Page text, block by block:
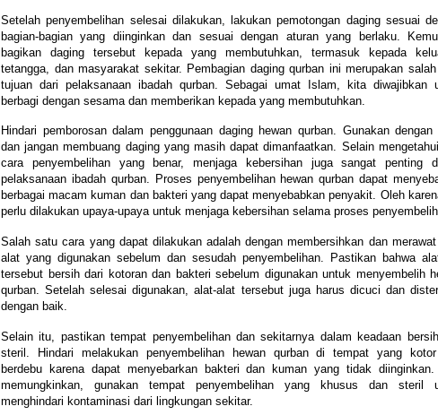
Setelah penyembelihan selesai dilakukan, lakukan pemotongan daging sesuai
bagian-bagian yang diinginkan dan sesuai dengan aturan yang berlaku.
bagikan daging tersebut kepada yang membutuhkan, termasuk kepada
tetangga, dan masyarakat sekitar. Pembagian daging qurban ini merupakan
tujuan dari pelaksanaan ibadah qurban. Sebagai umat Islam, kita diwajibkan
berbagi dengan sesama dan memberikan kepada yang membutuhkan.
Hindari pemborosan dalam penggunaan daging hewan qurban. Gunakan dengan
dan jangan membuang daging yang masih dapat dimanfaatkan. Selain
cara penyembelihan yang benar, menjaga kebersihan juga sangat penting
pelaksanaan ibadah qurban. Proses penyembelihan hewan qurban dapat
berbagai macam kuman dan bakteri yang dapat menyebabkan penyakit. Oleh
perlu dilakukan upaya-upaya untuk menjaga kebersihan selama proses
Salah satu cara yang dapat dilakukan adalah dengan membersihkan dan
alat yang digunakan sebelum dan sesudah penyembelihan. Pastikan bahwa
tersebut bersih dari kotoran dan bakteri sebelum digunakan untuk menyembelih
qurban. Setelah selesai digunakan, alat-alat tersebut juga harus dicuci dan
dengan baik.
Selain itu, pastikan tempat penyembelihan dan sekitarnya dalam keadaan
steril. Hindari melakukan penyembelihan hewan qurban di tempat yang
berdebu karena dapat menyebarkan bakteri dan kuman yang tidak
memungkinkan, gunakan tempat penyembelihan yang khusus dan steril
menghindari kontaminasi dari lingkungan sekitar.